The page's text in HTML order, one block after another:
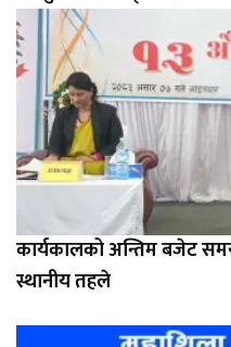
कार्यकालको अन्तिम बजेट
स्थानीय तहले